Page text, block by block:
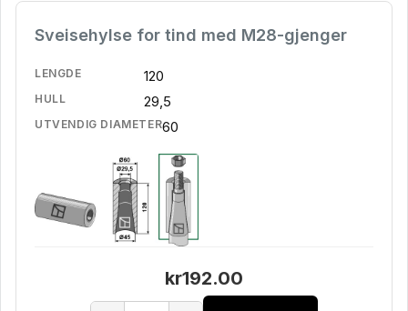
Sveisehylse for tind med M28-gjenger
LENGDE 120
HULL 29,5
UTVENDIG DIAMETER60
kr192.00